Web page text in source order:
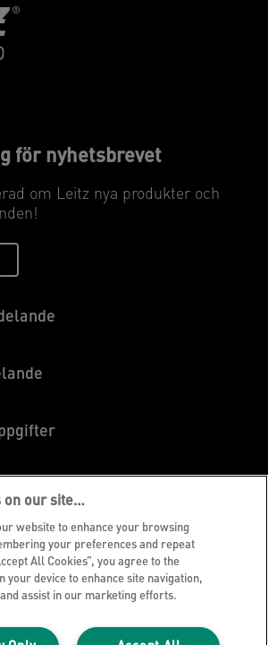
för nyhetsbrevet
om Leitz nya produkter och
av förpackningar
on our site…
website to enhance your browsing
your preferences and repeat
All Cookies”, you agree to the
your device to enhance site navigation,
assist in our marketing efforts.